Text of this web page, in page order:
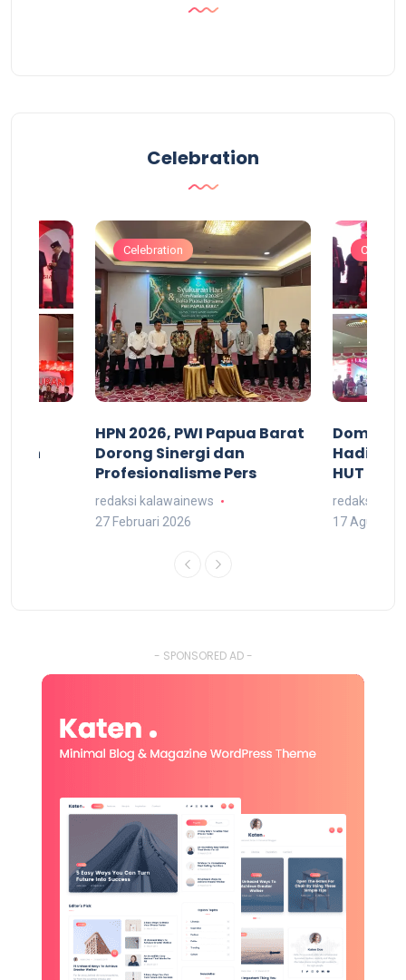
Celebration
Celebration
HPN 2026, PWI Papua Barat
Dorong Sinergi dan
Profesionalisme Pers
redaksi kalawainews
27 Februari 2026
Hadiri
HUT RI
redaksi
17 Agustus
- SPONSORED AD -